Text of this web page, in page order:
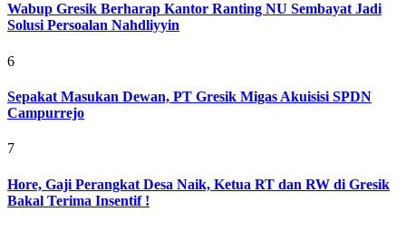
Wabup Gresik Berharap Kantor Ranting NU Sembayat Jadi
Solusi Persoalan Nahdliyyin
6
Sepakat Masukan Dewan, PT Gresik Migas Akuisisi SPDN
Campurrejo
7
Hore, Gaji Perangkat Desa Naik, Ketua RT dan RW di Gresik
Bakal Terima Insentif !